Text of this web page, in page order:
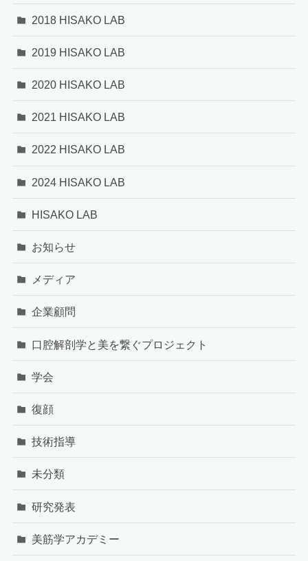
2018 HISAKO LAB
2019 HISAKO LAB
2020 HISAKO LAB
2021 HISAKO LAB
2022 HISAKO LAB
2024 HISAKO LAB
HISAKO LAB
お知らせ
メディア
企業顧問
口腔解剖学と美を繋ぐプロジェクト
学会
復顔
技術指導
未分類
研究発表
美筋学アカデミー